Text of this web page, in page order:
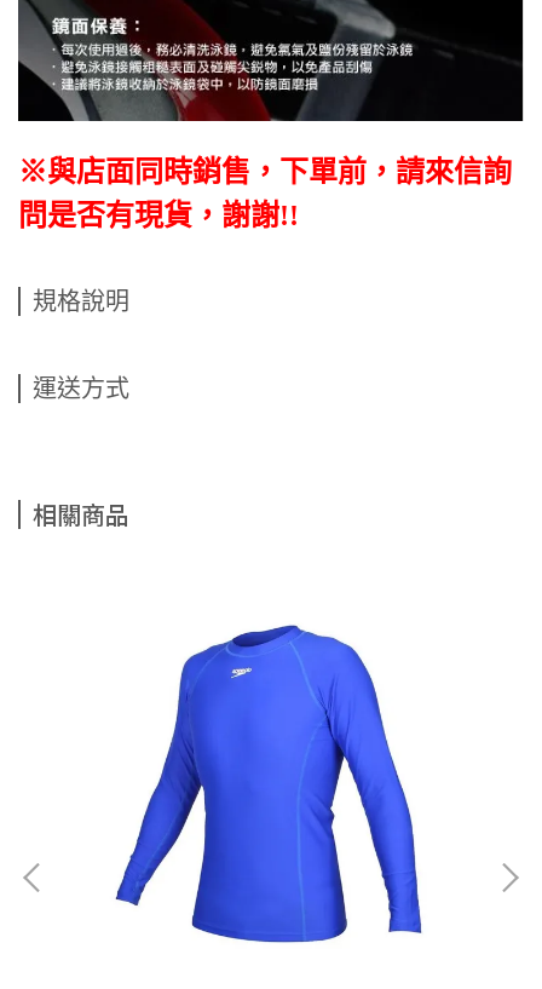
※與店面同時銷售，下單前，請來信詢
問是否有現貨，謝謝!!
規格說明
運送方式
相關商品